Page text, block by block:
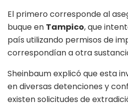
El primero corresponde al
buque en Tampico, que
país utilizando permisos de
correspondían a otra
Sheinbaum explicó que esta
en diversas detenciones y
existen solicitudes de